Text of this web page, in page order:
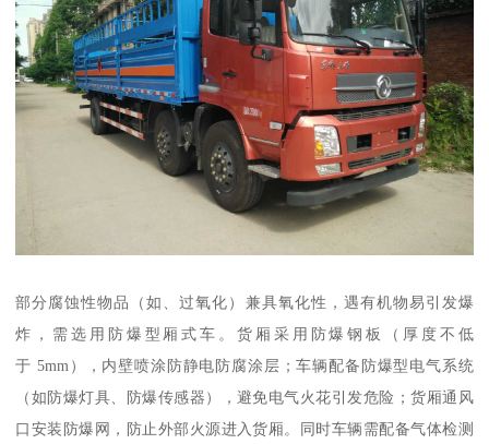
部分腐蚀性物品（如、过氧化）兼具氧化性，遇有机物易引发爆
炸，需选用防爆型厢式车。货厢采用防爆钢板（厚度不低
于 5mm），内壁喷涂防静电防腐涂层；车辆配备防爆型电气系统
（如防爆灯具、防爆传感器），避免电气火花引发危险；货厢通风
口安装防爆网，防止外部火源进入货厢。同时车辆需配备气体检测